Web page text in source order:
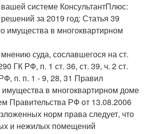
системе КонсультантПлюс:
за 2019 год: Статья 39
имущества в многоквартирном
суда, сославшегося на ст.
ГК РФ, п. 1 ст. 36, ст. 39, ч. 2 ст.
п. п. 1 - 9, 28, 31 Правил
в многоквартирном доме
Правительства РФ от 13.08.2006
норм права следует, что
и нежилых помещений